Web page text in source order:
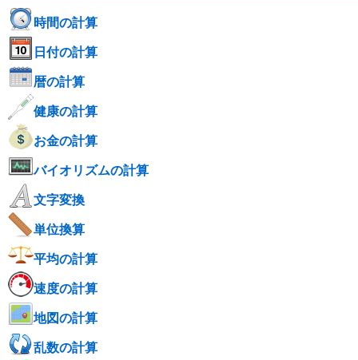
時間の計算
日付の計算
暦の計算
健康の計算
お金の計算
バイオリズムの計算
文字変換
単位換算
平均の計算
速度の計算
地図の計算
乱数の計算